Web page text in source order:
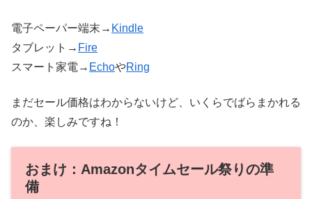
電子ペーパー端末→ Kindle
タブレット→ Fire
スマート家電→ EchoやRing
まだセール価格はわからないけど、いくらでばらまかれる
のか、楽しみですね！
おまけ：Amazonタイムセール祭りの準
備